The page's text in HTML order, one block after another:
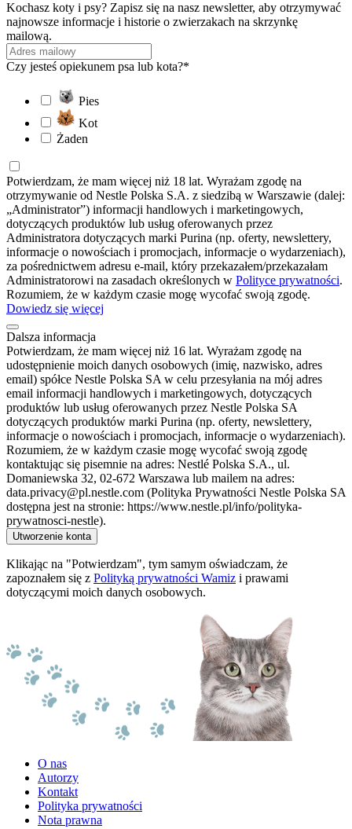
Kochasz koty i psy? Zapisz się na nasz newsletter, aby otrzymywać
najnowsze informacje i historie o zwierzakach na skrzynkę
mailową.
Czy jesteś opiekunem psa lub kota?*
Pies
Kot
Żaden
Potwierdzam, że mam więcej niż 18 lat. Wyrażam zgodę na
otrzymywanie od Nestle Polska S.A. z siedzibą w Warszawie (dalej:
„Administrator”) informacji handlowych i marketingowych,
dotyczących produktów lub usług oferowanych przez
Administratora dotyczących marki Purina (np. oferty, newslettery,
informacje o nowościach i promocjach, informacje o wydarzeniach),
za pośrednictwem adresu e-mail, który przekazałem/przekazałam
Administratorowi na zasadach określonych w Polityce prywatności.
Rozumiem, że w każdym czasie mogę wycofać swoją zgodę.
Dowiedz się więcej
Dalsza informacja
Potwierdzam, że mam więcej niż 16 lat. Wyrażam zgodę na
udostępnienie moich danych osobowych (imię, nazwisko, adres
email) spółce Nestle Polska SA w celu przesyłania na mój adres
email informacji handlowych i marketingowych, dotyczących
produktów lub usług oferowanych przez Nestle Polska SA
dotyczących produktów marki Purina (np. oferty, newslettery,
informacje o nowościach i promocjach, informacje o wydarzeniach).
Rozumiem, że w każdym czasie mogę wycofać swoją zgodę
kontaktując się pisemnie na adres: Nestlé Polska S.A., ul.
Domaniewska 32, 02-672 Warszawa lub mailem na adres:
data.privacy@pl.nestle.com (Polityka Prywatności Nestle Polska SA
dostępna jest na stronie: https://www.nestle.pl/info/polityka-
prywatnosci-nestle).
Utworzenie konta
Klikając na "Potwierdzam", tym samym oświadczam, że
zapoznałem się z Polityką prywatności Wamiz i prawami
dotyczącymi moich danych osobowych.
O nas
Autorzy
Kontakt
Polityka prywatności
Nota prawna